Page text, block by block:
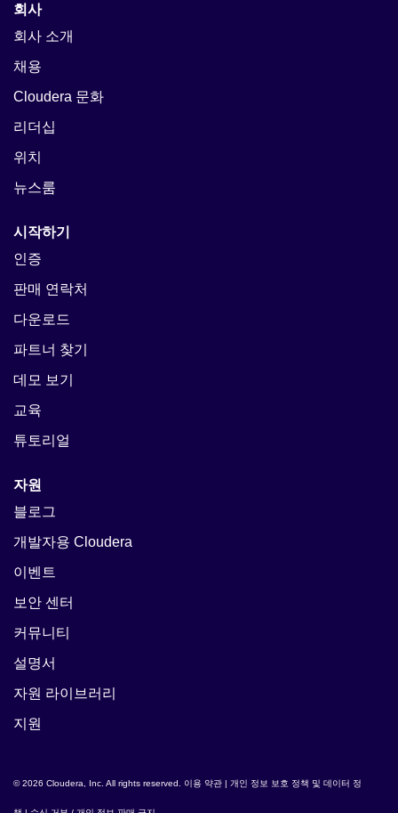
회사
회사 소개
채용
Cloudera 문화
리더십
위치
뉴스룸
시작하기
인증
판매 연락처
다운로드
파트너 찾기
데모 보기
교육
튜토리얼
자원
블로그
개발자용 Cloudera
이벤트
보안 센터
커뮤니티
설명서
자원 라이브러리
지원
© 2026 Cloudera, Inc. All rights reserved. 이용 약관 | 개인 정보 보호 정책 및 데이터 정